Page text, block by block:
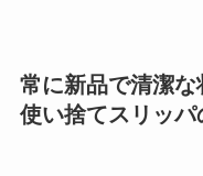
常に新品で清潔
使い捨てスリッパ